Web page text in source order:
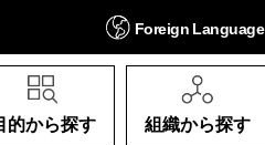
Foreign Language
的から探す 組織から探す